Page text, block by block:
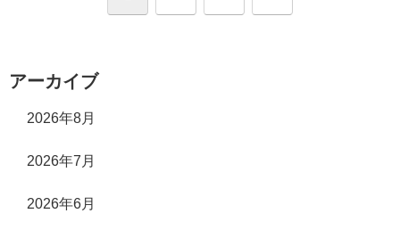
アーカイブ
2026年8月
2026年7月
2026年6月